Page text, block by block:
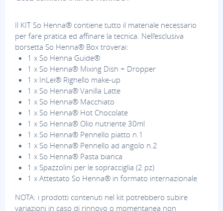
Il KIT So Henna® contiene tutto il materiale necessario
per fare pratica ed affinare la tecnica. Nell’esclusiva
borsetta So Henna® Box troverai:
1 x So Henna Guide®
1 x So Henna® Mixing Dish + Dropper
1 x InLei® Righello make-up
1 x So Henna® Vanilla Latte
1 x So Henna® Macchiato
1 x So Henna® Hot Chocolate
1 x So Henna® Olio nutriente 30ml
1 x So Henna® Pennello piatto n.1
1 x So Henna® Pennello ad angolo n.2
1 x So Henna® Pasta bianca
1 x Spazzolini per le sopracciglia (2 pz)
1 x Attestato So Henna® in formato internazionale
NOTA: i prodotti contenuti nel kit potrebbero subire
variazioni in caso di rinnovo o momentanea non